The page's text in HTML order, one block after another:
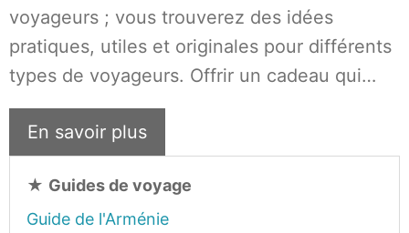
voyageurs ; vous trouverez des idées
pratiques, utiles et originales pour différents
types de voyageurs. Offrir un cadeau qui…
En savoir plus
★ Guides de voyage
Guide de l'Arménie